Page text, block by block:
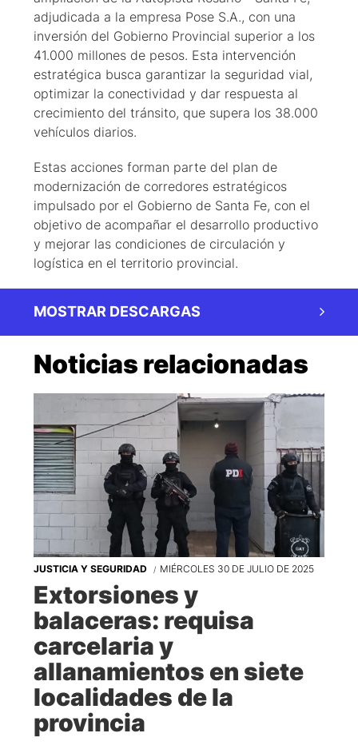
adjudicada a la empresa Pose S.A., con una
inversión del Gobierno Provincial superior a los
41.000 millones de pesos. Esta intervención
estratégica busca garantizar la seguridad vial,
optimizar la conectividad y dar respuesta al
crecimiento del tránsito, que supera los 38.000
vehículos diarios.
Estas acciones forman parte del plan de
modernización de corredores estratégicos
impulsado por el Gobierno de Santa Fe, con el
objetivo de acompañar el desarrollo productivo
y mejorar las condiciones de circulación y
logística en el territorio provincial.
MOSTRAR DESCARGAS
Noticias relacionadas
JUSTICIA Y SEGURIDAD MIÉRCOLES 30 DE JULIO DE 2025
Extorsiones y
balaceras: requisa
carcelaria y
allanamientos en siete
localidades de la
provincia